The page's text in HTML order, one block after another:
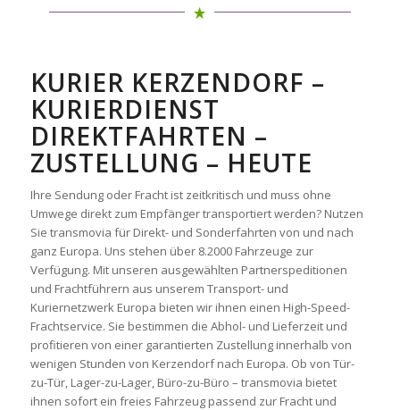
KURIER KERZENDORF –
KURIERDIENST
DIREKTFAHRTEN –
ZUSTELLUNG – HEUTE
Ihre Sendung oder Fracht ist zeitkritisch und muss ohne
Umwege direkt zum Empfänger transportiert werden? Nutzen
Sie transmovia für Direkt- und Sonderfahrten von und nach
ganz Europa. Uns stehen über 8.2000 Fahrzeuge zur
Verfügung. Mit unseren ausgewählten Partnerspeditionen
und Frachtführern aus unserem Transport- und
Kuriernetzwerk Europa bieten wir ihnen einen High-Speed-
Frachtservice. Sie bestimmen die Abhol- und Lieferzeit und
profitieren von einer garantierten Zustellung innerhalb von
wenigen Stunden von Kerzendorf nach Europa. Ob von Tür-
zu-Tür, Lager-zu-Lager, Büro-zu-Büro – transmovia bietet
ihnen sofort ein freies Fahrzeug passend zur Fracht und